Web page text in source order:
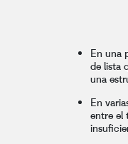
En una
de lista
una
En
entre el